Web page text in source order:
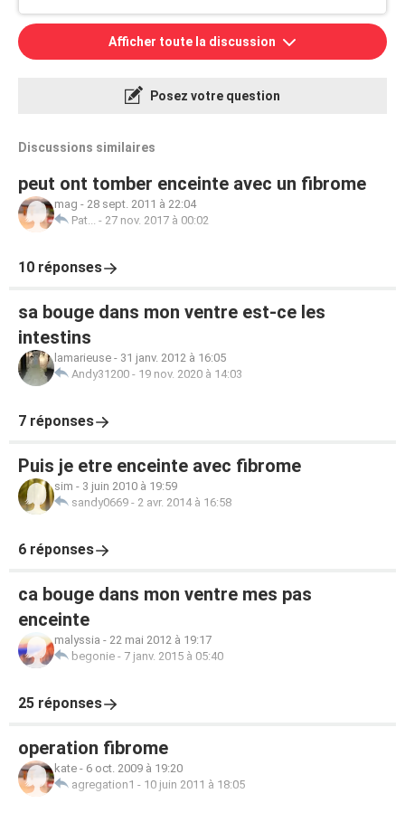
Afficher toute la discussion
Posez votre question
Discussions similaires
peut ont tomber enceinte avec un fibrome
mag - 28 sept. 2011 à 22:04
Pat... - 27 nov. 2017 à 00:02
10 réponses
sa bouge dans mon ventre est-ce les
intestins
lamarieuse - 31 janv. 2012 à 16:05
Andy31200 - 19 nov. 2020 à 14:03
7 réponses
Puis je etre enceinte avec fibrome
sim - 3 juin 2010 à 19:59
sandy0669 - 2 avr. 2014 à 16:58
6 réponses
ca bouge dans mon ventre mes pas
enceinte
malyssia - 22 mai 2012 à 19:17
begonie - 7 janv. 2015 à 05:40
25 réponses
operation fibrome
kate - 6 oct. 2009 à 19:20
agregation1 - 10 juin 2011 à 18:05